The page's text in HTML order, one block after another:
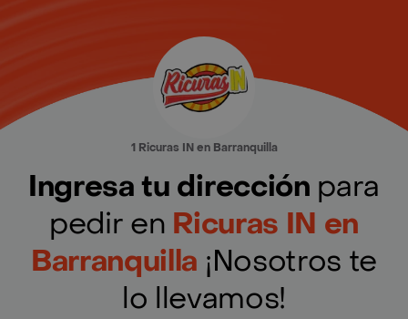
1 Ricuras IN en Barranquilla
Ingresa tu dirección para
pedir en Ricuras IN en
Barranquilla ¡Nosotros te
lo llevamos!